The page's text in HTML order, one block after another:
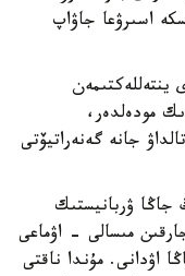
اسىرۋعا جاۋاپ
مودەلدەر،
جانە گەنەراتيۆتى
جاڭا ۋربانيستىك
مىسالى - اۋماعى
اۋدانى. مۇندا ناقتى